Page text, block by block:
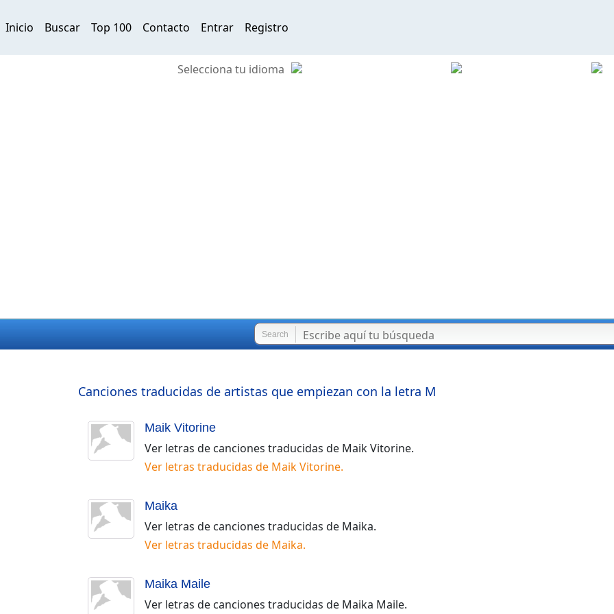
Inicio Buscar Top 100 Contacto Entrar Registro
Selecciona tu idioma
Search
Canciones traducidas de artistas que empiezan con la letra M
Maik Vitorine
Ver letras de canciones traducidas de Maik Vitorine.
Ver letras traducidas de Maik Vitorine.
Maika
Ver letras de canciones traducidas de Maika.
Ver letras traducidas de Maika.
Maika Maile
Ver letras de canciones traducidas de Maika Maile.